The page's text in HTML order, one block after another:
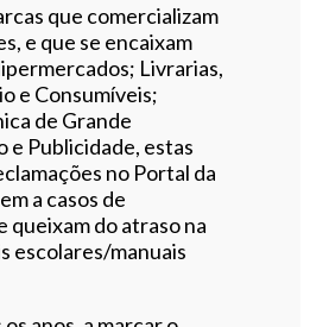
que comercializam
e que se encaixam
Livrarias,
e Consumíveis;
de Grande
e Publicidade, estas
no Portal da
a casos de
queixam do atraso na
escolares/manuais